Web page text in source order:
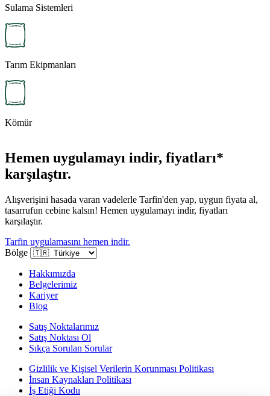
Sulama Sistemleri
Tarım Ekipmanları
Kömür
Hemen uygulamayı indir, fiyatları*
karşılaştır.
Alışverişini hasada varan vadelerle Tarfin'den yap, uygun fiyata al,
tasarrufun cebine kalsın! Hemen uygulamayı indir, fiyatları
karşılaştır.
Tarfin uygulamasını hemen indir.
Bölge
Hakkımızda
Belgelerimiz
Kariyer
Blog
Satış Noktalarımız
Satış Noktası Ol
Sıkça Sorulan Sorular
Gizlilik ve Kişisel Verilerin Korunması Politikası
İnsan Kaynakları Politikası
İş Etiği Kodu